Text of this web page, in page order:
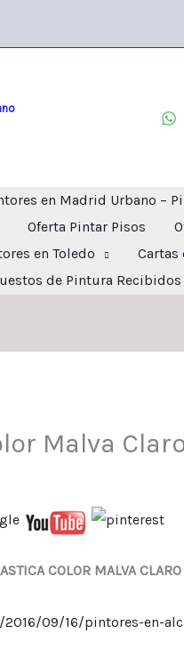
en Madrid Urbano –
Oferta Pintar Pisos
en Toledo Cartas
de Pintura Recibidos
Malva
COLOR MALVA
09/16/pintores-en-